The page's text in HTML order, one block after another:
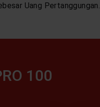
Uang Pertanggungan.
100